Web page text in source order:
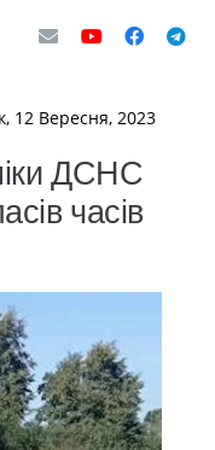
12 Вересня, 2023
ДСНС
часів